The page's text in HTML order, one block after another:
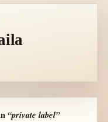
“private label”